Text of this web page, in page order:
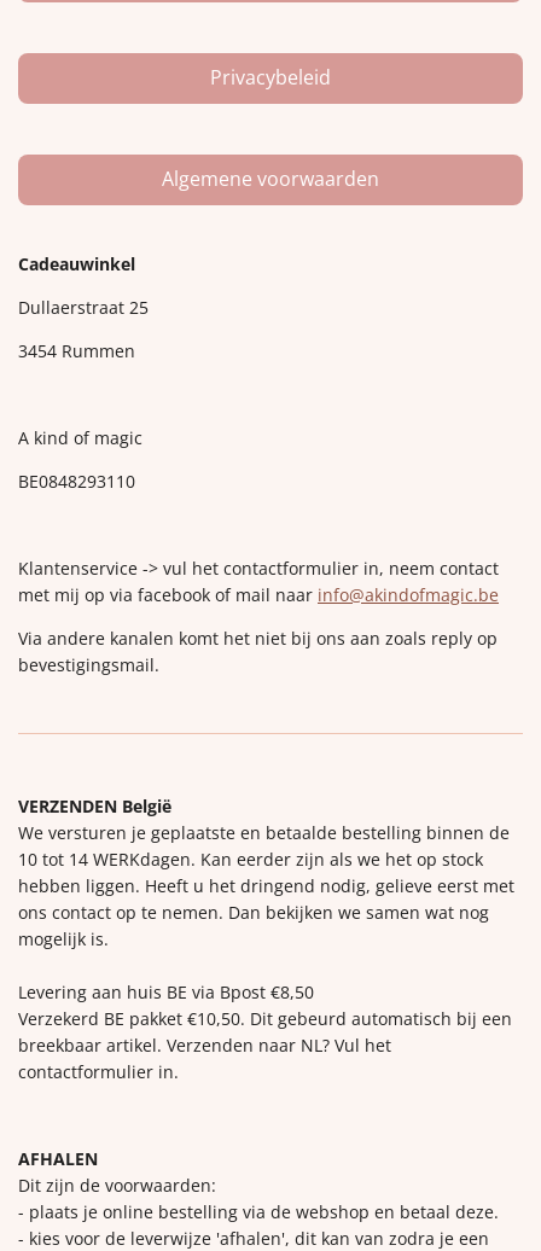
Privacybeleid
Algemene voorwaarden
Cadeauwinkel
Dullaerstraat 25
3454 Rummen
A kind of magic
BE0848293110
Klantenservice -> vul het contactformulier in, neem contact
met mij op via facebook of mail naar info@akindofmagic.be
Via andere kanalen komt het niet bij ons aan zoals reply op
bevestigingsmail.
VERZENDEN België
We versturen je geplaatste en betaalde bestelling binnen de
10 tot 14 WERKdagen. Kan eerder zijn als we het op stock
hebben liggen. Heeft u het dringend nodig, gelieve eerst met
ons contact op te nemen. Dan bekijken we samen wat nog
mogelijk is.
Levering aan huis BE via Bpost €8,50
Verzekerd BE pakket €10,50. Dit gebeurd automatisch bij een
breekbaar artikel. Verzenden naar NL? Vul het
contactformulier in.
AFHALEN
Dit zijn de voorwaarden:
- plaats je online bestelling via de webshop en betaal deze.
- kies voor de leverwijze 'afhalen', dit kan van zodra je een